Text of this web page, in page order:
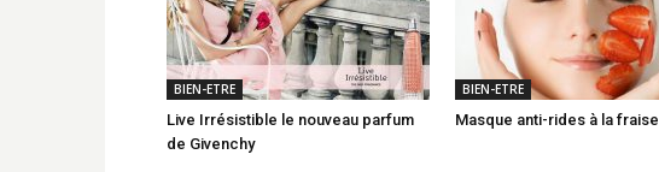
BIEN-ETRE
Live Irrésistible le nouveau parfum
de Givenchy
BIEN-ETRE
Masque anti-rides à la fraise